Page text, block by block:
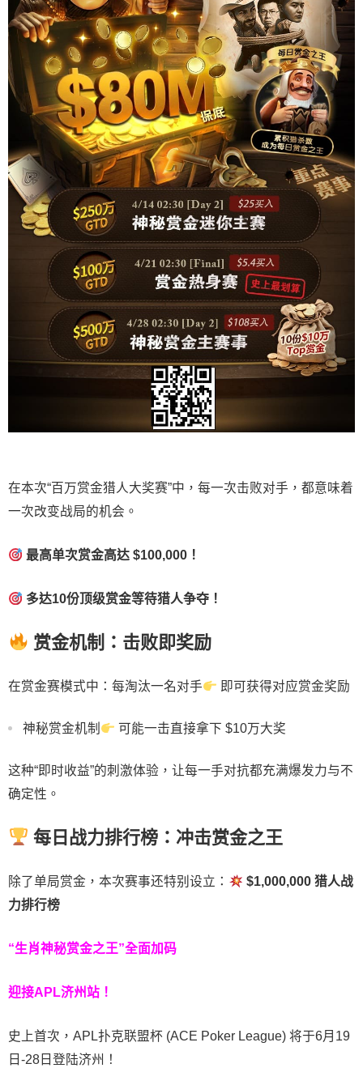
在本次“百万赏金猎人大奖赛”中，每一次击败对手，都意味着
一次改变战局的机会。
最高单次赏金高达 $100,000！
多达10份顶级赏金等待猎人争夺！
赏金机制：击败即奖励
在赏金赛模式中：每淘汰一名对手 即可获得对应赏金奖励
神秘赏金机制 可能一击直接拿下 $10万大奖
这种“即时收益”的刺激体验，让每一手对抗都充满爆发力与不
确定性。
每日战力排行榜：冲击赏金之王
除了单局赏金，本次赛事还特别设立：
$1,000,000 猎人战
力排行榜
“生肖神秘赏金之王”全面加码
迎接APL济州站！
史上首次，APL扑克联盟杯 (ACE Poker League) 将于6月19
日-28日登陆济州！